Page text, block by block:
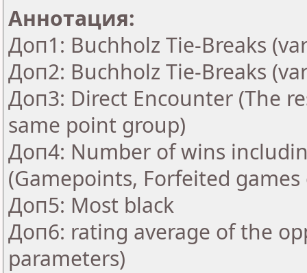
Аннотация:
Доп1: Buchholz Tie-Breaks
Доп2: Buchholz Tie-Breaks
Доп3: Direct Encounter (The
same point group)
Доп4: Number of wins
(Gamepoints, Forfeited
Доп5: Most black
Доп6: rating average of the
parameters)